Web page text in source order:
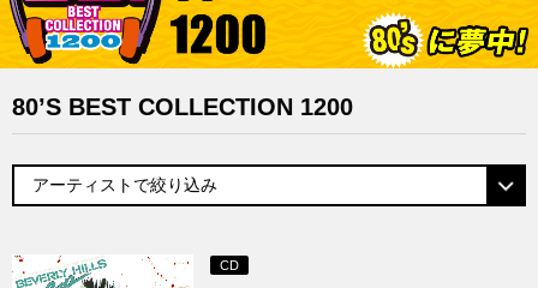
80’s BEST COLLECTION 1200
CD